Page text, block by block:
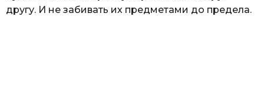
другу. И не забивать их предметами до предела.